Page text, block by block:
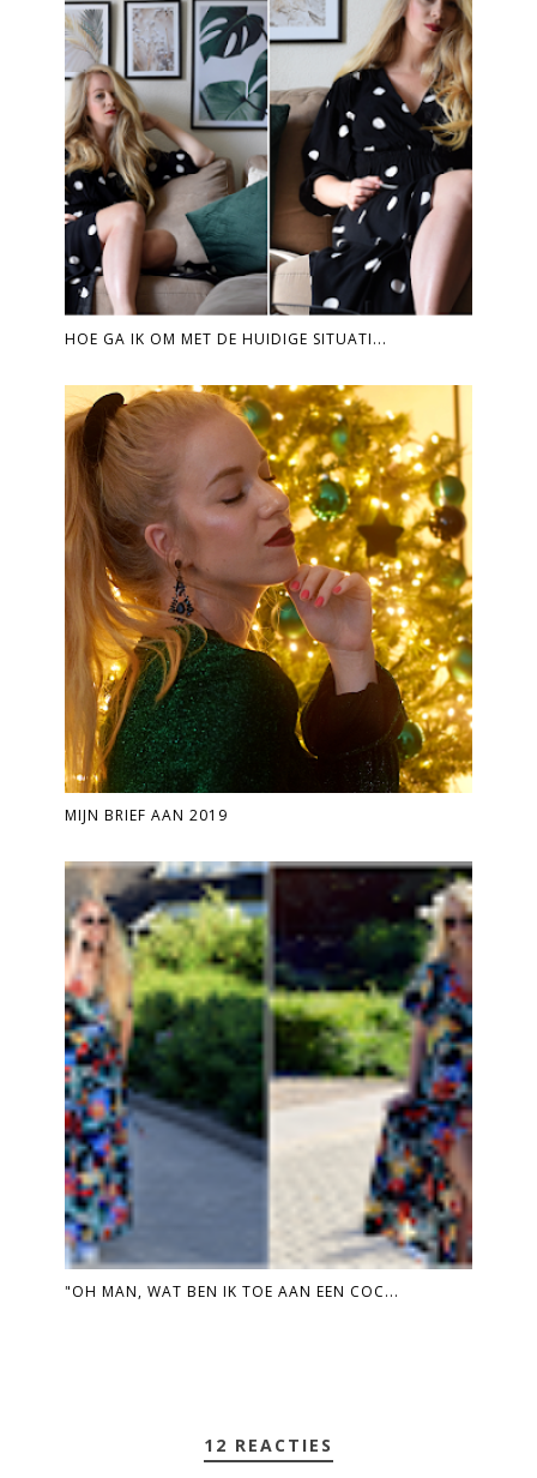
HOE GA IK OM MET DE HUIDIGE SITUATI...
MIJN BRIEF AAN 2019
"OH MAN, WAT BEN IK TOE AAN EEN COC...
12 REACTIES